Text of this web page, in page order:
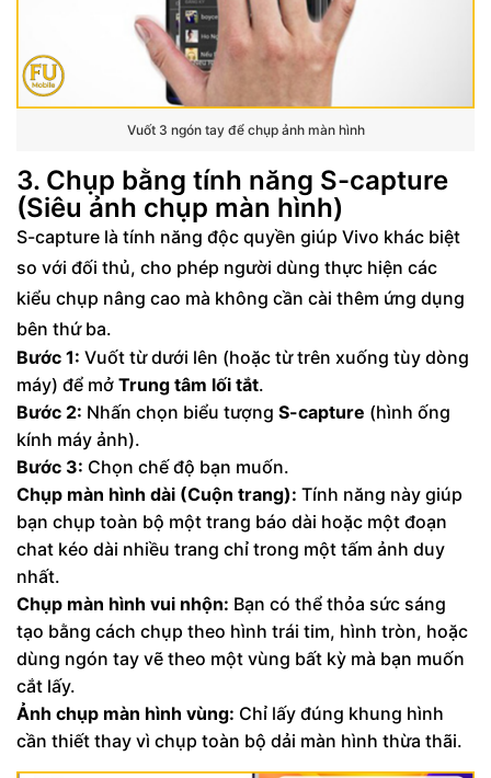
Vuốt 3 ngón tay để chụp ảnh màn hình
3. Chụp bằng tính năng S-capture
(Siêu ảnh chụp màn hình)
S-capture là tính năng độc quyền giúp Vivo khác biệt
so với đối thủ, cho phép người dùng thực hiện các
kiểu chụp nâng cao mà không cần cài thêm ứng dụng
bên thứ ba.
Bước 1: Vuốt từ dưới lên (hoặc từ trên xuống tùy dòng
máy) để mở Trung tâm lối tắt.
Bước 2: Nhấn chọn biểu tượng S-capture (hình ống
kính máy ảnh).
Bước 3: Chọn chế độ bạn muốn.
Chụp màn hình dài (Cuộn trang): Tính năng này giúp
bạn chụp toàn bộ một trang báo dài hoặc một đoạn
chat kéo dài nhiều trang chỉ trong một tấm ảnh duy
nhất.
Chụp màn hình vui nhộn: Bạn có thể thỏa sức sáng
tạo bằng cách chụp theo hình trái tim, hình tròn, hoặc
dùng ngón tay vẽ theo một vùng bất kỳ mà bạn muốn
cắt lấy.
Ảnh chụp màn hình vùng: Chỉ lấy đúng khung hình
cần thiết thay vì chụp toàn bộ dải màn hình thừa thãi.